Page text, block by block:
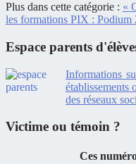
Plus dans cette catégorie : «
les formations PIX : Podium
Espace parents
Informations
établissements
des réseaux
Victime ou témoin ?
Ces